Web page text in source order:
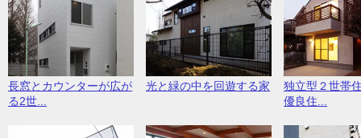
長窓とカウンターが広が
る2世...
光と緑の中を回遊する家
独立型２世帯
優良住...